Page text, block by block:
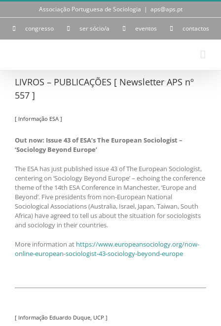
Skip
Associação Portuguesa de Sociologia | aps@aps.pt
congresso ser sócio/a eventos contactos
LIVROS – PUBLICAÇÕES [ Newsletter APS nº
557 ]
[ Informação ESA ]
Out now: Issue 43 of ESA’s The European Sociologist –
‘Sociology Beyond Europe’
The ESA has just published issue 43 of The European Sociologist,
centering on ‘Sociology Beyond Europe’ – echoing the conference
theme of the 14th ESA Conference in Manchester, ‘Europe and
Beyond’. Five presidents from non-European National
Sociological Associations (Australia, Israel, Japan, Taiwan, South
Africa) have agreed to tell us about the situation for sociologists
and sociology in their countries.
More information at https://www.europeansociology.org/now-
online-european-sociologist-43-sociology-beyond-europe
[ Informação Eduardo Duque, UCP ]